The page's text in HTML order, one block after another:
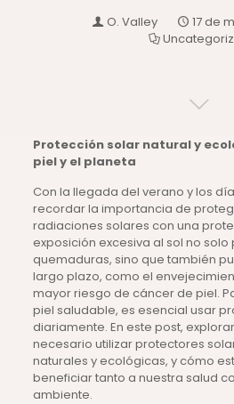
O. Valley
17 de
Protección solar natural y
piel y el planeta
Con la llegada del verano y los
recordar la importancia de
radiaciones solares con una
exposición excesiva al sol no
quemaduras, sino que también
largo plazo, como el
mayor riesgo de cáncer de piel.
piel saludable, es esencial usar
diariamente. En este post,
necesario utilizar protectores
naturales y ecológicas, y cómo
beneficiar tanto a nuestra salud
ambiente.